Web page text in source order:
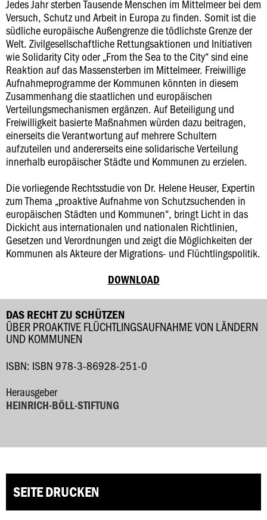
Jedes Jahr sterben Tausende Menschen im Mittelmeer bei dem
Versuch, Schutz und Arbeit in Europa zu finden. Somit ist die
südliche europäische Außengrenze die tödlichste Grenze der
Welt. Zivilgesellschaftliche Rettungsaktionen und Initiativen
wie Solidarity City oder „From the Sea to the City“ sind eine
Reaktion auf das Massensterben im Mittelmeer. Freiwillige
Aufnahmeprogramme der Kommunen könnten in diesem
Zusammenhang die staatlichen und europäischen
Verteilungsmechanismen ergänzen. Auf Beteiligung und
Freiwilligkeit basierte Maßnahmen würden dazu beitragen,
einerseits die Verantwortung auf mehrere Schultern
aufzuteilen und andererseits eine solidarische Verteilung
innerhalb europäischer Städte und Kommunen zu erzielen.
Die vorliegende Rechtsstudie von Dr. Helene Heuser, Expertin
zum Thema „proaktive Aufnahme von Schutzsuchenden in
europäischen Städten und Kommunen“, bringt Licht in das
Dickicht aus internationalen und nationalen Richtlinien,
Gesetzen und Verordnungen und zeigt die Möglichkeiten der
Kommunen als Akteure der Migrations- und Flüchtlingspolitik.
DOWNLOAD
DAS RECHT ZU SCHÜTZEN
ÜBER PROAKTIVE FLÜCHTLINGSAUFNAHME VON LÄNDERN
UND KOMMUNEN
ISBN: ISBN 978-3-86928-251-0
Herausgeber
HEINRICH-BÖLL-STIFTUNG
SEITE DRUCKEN